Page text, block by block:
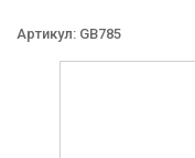
Артикул: GB785